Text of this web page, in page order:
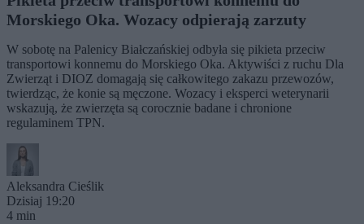
Morskiego Oka. Wozacy odpierają zarzuty
W sobotę na Palenicy Białczańskiej odbyła się pikieta przeciw
transportowi konnemu do Morskiego Oka. Aktywiści z ruchu Dla
Zwierząt i DIOZ domagają się całkowitego zakazu przewozów,
twierdząc, że konie są męczone. Wozacy i eksperci weterynarii
wskazują, że zwierzęta są corocznie badane i chronione
regulaminem TPN.
Aleksandra Cieślik
Dzisiaj 19:20
4 min